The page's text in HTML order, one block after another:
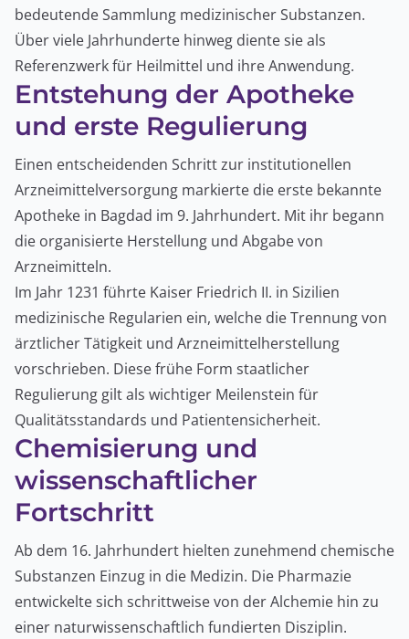
bedeutende Sammlung medizinischer Substanzen.
Über viele Jahrhunderte hinweg diente sie als
Referenzwerk für Heilmittel und ihre Anwendung.
Entstehung der Apotheke
und erste Regulierung
Einen entscheidenden Schritt zur institutionellen
Arzneimittelversorgung markierte die erste bekannte
Apotheke in Bagdad im 9. Jahrhundert. Mit ihr begann
die organisierte Herstellung und Abgabe von
Arzneimitteln.
Im Jahr 1231 führte Kaiser Friedrich II. in Sizilien
medizinische Regularien ein, welche die Trennung von
ärztlicher Tätigkeit und Arzneimittelherstellung
vorschrieben. Diese frühe Form staatlicher
Regulierung gilt als wichtiger Meilenstein für
Qualitätsstandards und Patientensicherheit.
Chemisierung und
wissenschaftlicher
Fortschritt
Ab dem 16. Jahrhundert hielten zunehmend chemische
Substanzen Einzug in die Medizin. Die Pharmazie
entwickelte sich schrittweise von der Alchemie hin zu
einer naturwissenschaftlich fundierten Disziplin.